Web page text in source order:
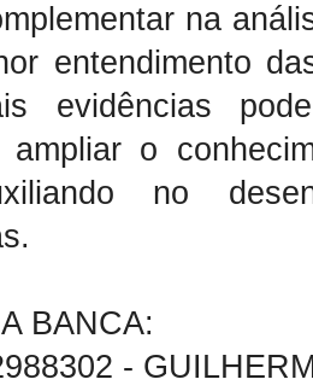
na
entendimento
evidências
o
no
BANCA:
-